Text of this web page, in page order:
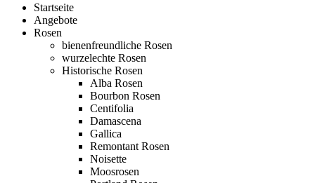
Startseite
Angebote
Rosen
bienenfreundliche Rosen
wurzelechte Rosen
Historische Rosen
Alba Rosen
Bourbon Rosen
Centifolia
Damascena
Gallica
Remontant Rosen
Noisette
Moosrosen